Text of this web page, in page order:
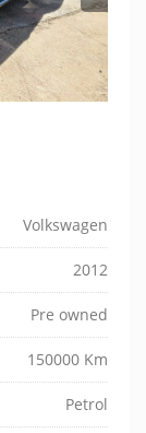
Volkswagen
2012
Pre owned
150000 Km
Petrol